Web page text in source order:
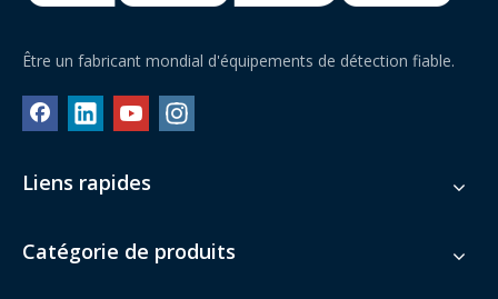
Coso Trieuse pondérale pour bouteilles et canettes sans couvercle Trieuse pondérale à section unique peu encombrante
Être un fabricant mondial d'équipements de détection fiable.
Liens rapides
Catégorie de produits